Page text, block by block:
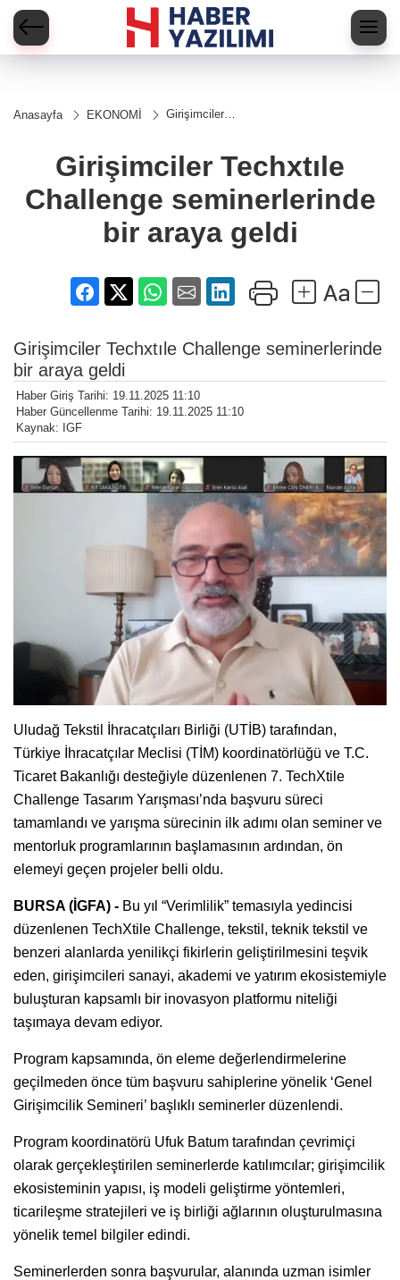
Anasayfa EKONOMİ
Girişimciler
seminerlerinde
bir araya geldi
Girişimciler Techxtıle
Challenge seminerlerinde
bir araya geldi
Girişimciler Techxtıle Challenge seminerlerinde
bir araya geldi
Haber Giriş Tarihi: 19.11.2025 11:10
Haber Güncellenme Tarihi: 19.11.2025 11:10
Kaynak: IGF
Uludağ Tekstil İhracatçıları Birliği (UTİB) tarafından,
Türkiye İhracatçılar Meclisi (TİM) koordinatörlüğü ve T.C.
Ticaret Bakanlığı desteğiyle düzenlenen 7. TechXtile
Challenge Tasarım Yarışması’nda başvuru süreci
tamamlandı ve yarışma sürecinin ilk adımı olan seminer ve
mentorluk programlarının başlamasının ardından, ön
elemeyi geçen projeler belli oldu.
BURSA (İGFA) - Bu yıl “Verimlilik” temasıyla yedincisi
düzenlenen TechXtile Challenge, tekstil, teknik tekstil ve
benzeri alanlarda yenilikçi fikirlerin geliştirilmesini teşvik
eden, girişimcileri sanayi, akademi ve yatırım ekosistemiyle
buluşturan kapsamlı bir inovasyon platformu niteliği
taşımaya devam ediyor.
Program kapsamında, ön eleme değerlendirmelerine
geçilmeden önce tüm başvuru sahiplerine yönelik ‘Genel
Girişimcilik Semineri’ başlıklı seminerler düzenlendi.
Program koordinatörü Ufuk Batum tarafından çevrimiçi
olarak gerçekleştirilen seminerlerde katılımcılar; girişimcilik
ekosisteminin yapısı, iş modeli geliştirme yöntemleri,
ticarileşme stratejileri ve iş birliği ağlarının oluşturulmasına
yönelik temel bilgiler edindi.
Seminerlerden sonra başvurular, alanında uzman isimler